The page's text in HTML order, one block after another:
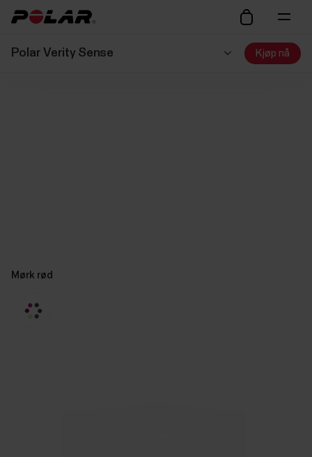
Polar Verity Sense Kjøp nå
Mørk rød